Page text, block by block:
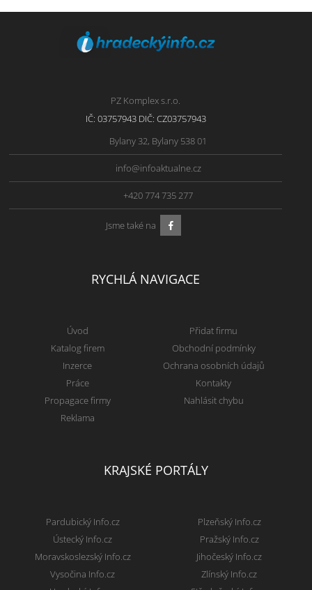
PZ Komplex s.r.o.
IČ: 03757943 DIČ: CZ03757943
Bylany 32, Bylany 538 01
info@infoaktualne.cz
+420 774 735 277
Jsme také na
RYCHLÁ NAVIGACE
Úvod
Katalog firem
Inzerce
Práce
Propagace firmy
Reklama
Přidat firmu
Obchodní podmínky
Ochrana osobních údajů
Kontakty
Nahlásit chybu
KRAJSKÉ PORTÁLY
Pardubický Info.cz
Ústecký Info.cz
Moravskoslezský Info.cz
Vysočina Info.cz
Plzeňský Info.cz
Pražský Info.cz
Jihočeský Info.cz
Zlínský Info.cz